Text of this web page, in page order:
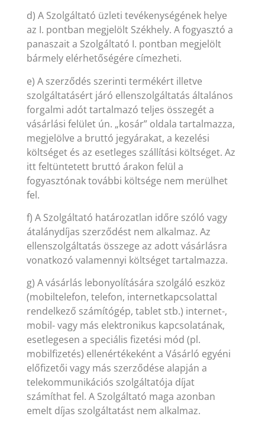
d) A Szolgáltató üzleti tevékenységének helye
az I. pontban megjelölt Székhely. A fogyasztó a
panaszait a Szolgáltató I. pontban megjelölt
bármely elérhetőségére címezheti.
e) A szerződés szerinti termékért illetve
szolgáltatásért járó ellenszolgáltatás általános
forgalmi adót tartalmazó teljes összegét a
vásárlási felület ún. „kosár” oldala tartalmazza,
megjelölve a bruttó jegyárakat, a kezelési
költséget és az esetleges szállítási költséget. Az
itt feltüntetett bruttó árakon felül a
fogyasztónak további költsége nem merülhet
fel.
f) A Szolgáltató határozatlan időre szóló vagy
átalánydíjas szerződést nem alkalmaz. Az
ellenszolgáltatás összege az adott vásárlásra
vonatkozó valamennyi költséget tartalmazza.
g) A vásárlás lebonyolítására szolgáló eszköz
(mobiltelefon, telefon, internetkapcsolattal
rendelkező számítógép, tablet stb.) internet-,
mobil- vagy más elektronikus kapcsolatának,
esetlegesen a speciális fizetési mód (pl.
mobilfizetés) ellenértékeként a Vásárló egyéni
előfizetői vagy más szerződése alapján a
telekommunikációs szolgáltatója díjat
számíthat fel. A Szolgáltató maga azonban
emelt díjas szolgáltatást nem alkalmaz.